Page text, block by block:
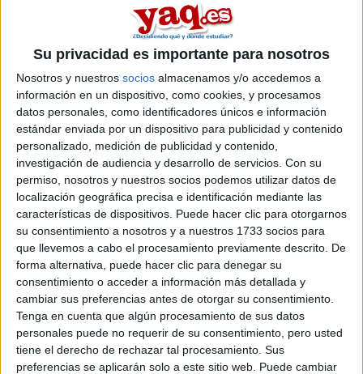
Su privacidad es importante para nosotros
Nosotros y nuestros socios almacenamos y/o accedemos a
información en un dispositivo, como cookies, y procesamos
datos personales, como identificadores únicos e información
estándar enviada por un dispositivo para publicidad y contenido
personalizado, medición de publicidad y contenido,
investigación de audiencia y desarrollo de servicios. Con su
permiso, nosotros y nuestros socios podemos utilizar datos de
localización geográfica precisa e identificación mediante las
características de dispositivos. Puede hacer clic para otorgarnos
su consentimiento a nosotros y a nuestros 1733 socios para
que llevemos a cabo el procesamiento previamente descrito. De
forma alternativa, puede hacer clic para denegar su
consentimiento o acceder a información más detallada y
cambiar sus preferencias antes de otorgar su consentimiento.
Tenga en cuenta que algún procesamiento de sus datos
personales puede no requerir de su consentimiento, pero usted
tiene el derecho de rechazar tal procesamiento. Sus
preferencias se aplicarán solo a este sitio web. Puede cambiar
másters en ciencias del mar entre los que puedes elegir. Estos
estudios están asociados a la rama de Ciencias.
Máster Universitario en
Gestión Pesquera Sostenible
UNIVERSIDAD DE ALICANTE (Universidad Pública)
Tipo: Máster
Pídeles información ¡GRATIS!
Seleccionar por provincia
Alicante(1)
Asturias(2)
Barcelona(2)
Cantabria(1)
Cádiz(2)
Illes Balears (1)
Las Palmas(3)
Pontevedra (1)
Valencia(1)
Vizcaya(2)